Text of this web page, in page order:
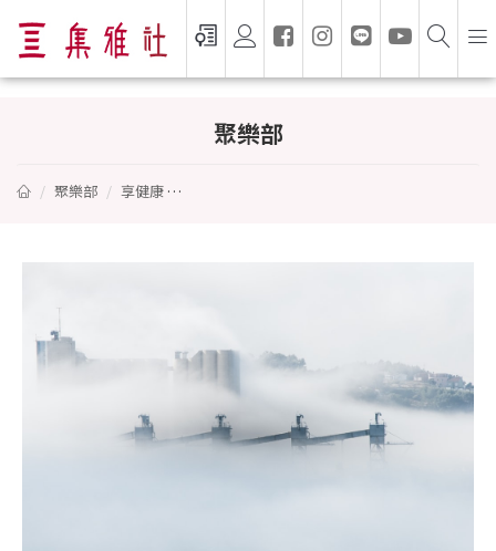
聚樂部
聚樂部 享健康